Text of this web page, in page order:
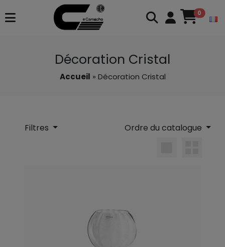
0
Décoration Cristal
Accueil » Décoration Cristal
Filtres Ordre du catalogue